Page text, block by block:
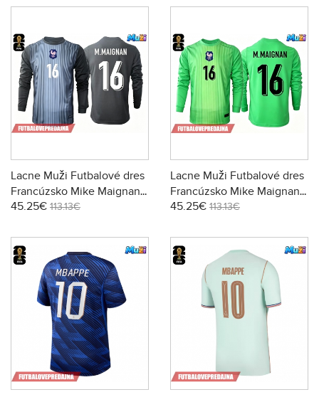
Lacne Muži Futbalové dres
Francúzsko Mike Maignan
#16 Brankarsky MS 2026
45.25€ 113.13€
Lacne Muži Futbalové dres
Francúzsko Mike Maignan
#16 Brankarsky MS 2026
45.25€ 113.13€